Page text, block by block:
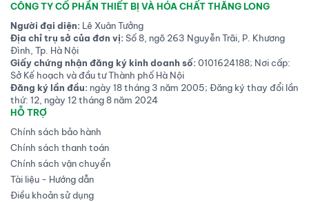
CÔNG TY CỔ PHẦN THIẾT BỊ VÀ HÓA CHẤT THĂNG LONG
Người đại diện: Lê Xuân Tưởng
Địa chỉ trụ sở của đơn vị:Số 8, ngõ 263 Nguyễn Trãi, P. Khương
Đình, Tp. Hà Nội
Giấy chứng nhận đăng ký kinh doanh số:0101624188; Nơi cấp:
Sở Kế hoạch và đầu tư Thành phố Hà Nội
Đăng ký lần đầu: ngày 18 tháng 3 năm 2005; Đăng ký thay đổi lần
thứ: 12, ngày 12 tháng 8 năm 2024
HỖ TRỢ
Chính sách bảo hành
Chính sách thanh toán
Chính sách vận chuyển
Tài liệu - Hướng dẫn
Điều khoản sử dụng